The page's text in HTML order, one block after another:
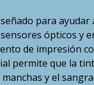
para
ópticos y
de impresión
permite que la
y el